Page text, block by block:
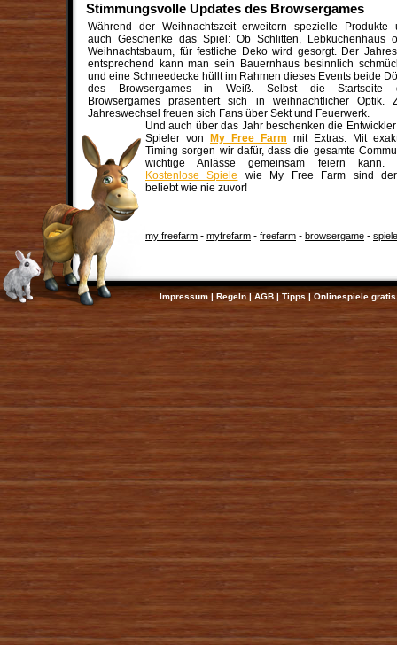
Stimmungsvolle Updates des Browsergames
Während der Weihnachtszeit erweitern spezielle Produkte
auch Geschenke das Spiel: Ob Schlitten, Lebkuchenhaus
Weihnachtsbaum, für festliche Deko wird gesorgt. Der
entsprechend kann man sein Bauernhaus besinnlich
und eine Schneedecke hüllt im Rahmen dieses Events beide
des Browsergames in Weiß. Selbst die Startseite
Browsergames präsentiert sich in weihnachtlicher Optik.
Jahreswechsel freuen sich Fans über Sekt und Feuerwerk.
Und auch über das Jahr beschenken die
Spieler von
My Free Farm mit Extras: Mit
Timing sorgen wir dafür, dass die gesamte
wichtige Anlässe gemeinsam feiern kann.
Kostenlose Spiele
wie My Free Farm sind
beliebt wie nie zuvor!
my freefarm - myfrefarm - freefarm - browsergame -
Impressum| Regeln | AGB | Tipps | Onlinespiele gratis